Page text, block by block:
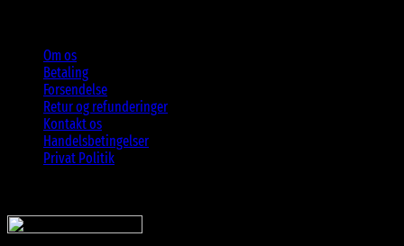
Om os
Betaling
Forsendelse
Retur og refunderinger
Kontakt os
Handelsbetingelser
Privat Politik